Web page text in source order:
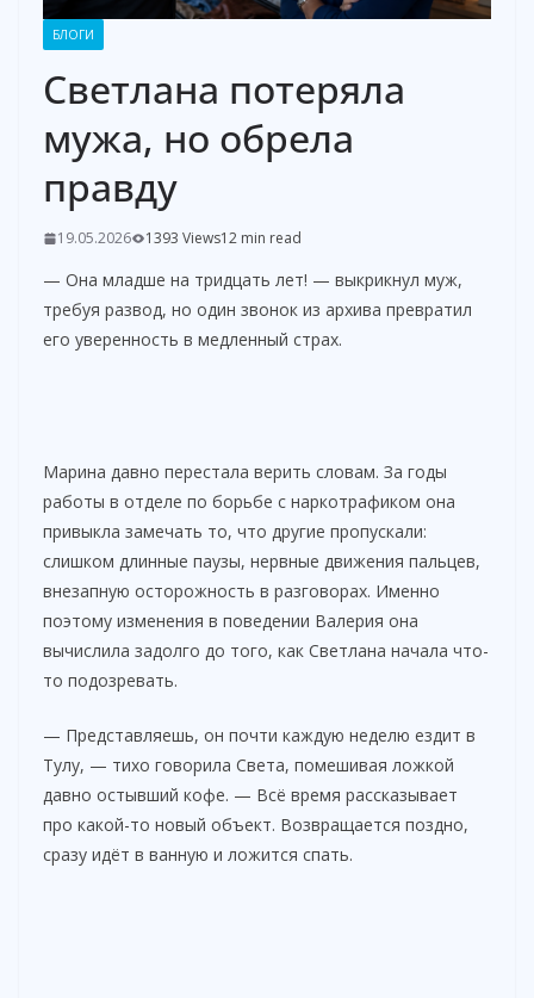
БЛОГИ
Светлана потеряла
мужа, но обрела
правду
19.05.2026 1393 Views12 min read
— Она младше на тридцать лет! — выкрикнул муж,
требуя развод, но один звонок из архива превратил
его уверенность в медленный страх.
Марина давно перестала верить словам. За годы
работы в отделе по борьбе с наркотрафиком она
привыкла замечать то, что другие пропускали:
слишком длинные паузы, нервные движения пальцев,
внезапную осторожность в разговорах. Именно
поэтому изменения в поведении Валерия она
вычислила задолго до того, как Светлана начала что-
то подозревать.
— Представляешь, он почти каждую неделю ездит в
Тулу, — тихо говорила Света, помешивая ложкой
давно остывший кофе. — Всё время рассказывает
про какой-то новый объект. Возвращается поздно,
сразу идёт в ванную и ложится спать.